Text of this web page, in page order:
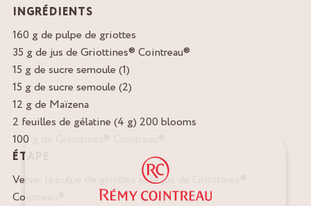
INGRÉDIENTS
160 g de pulpe de griottes
35 g de jus de Griottines® Cointreau®
15 g de sucre semoule (1)
15 g de sucre semoule (2)
12 g de Maïzena
2 feuilles de gélatine (4 g) 200 blooms
100 g de Griottines® Cointreau®
ÉTAPE
Verser la pulpe de griottes et le jus de Griottines®
Cointreau®